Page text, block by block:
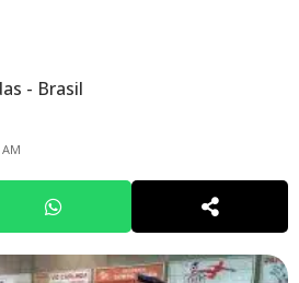
- Brasil